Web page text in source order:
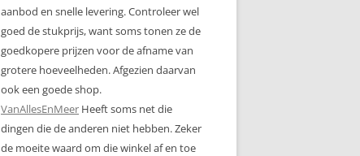
aanbod en snelle levering. Controleer wel
goed de stukprijs, want soms tonen ze de
goedkopere prijzen voor de afname van
grotere hoeveelheden. Afgezien daarvan
ook een goede shop.
VanAllesEnMeer Heeft soms net die
dingen die de anderen niet hebben. Zeker
de moeite waard om die winkel af en toe